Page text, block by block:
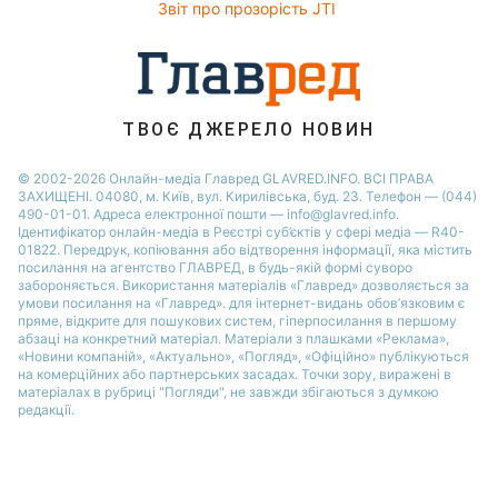
Новини Черкаси
Новини Рівного
Звіт про прозорість JTI
ТВОЄ ДЖЕРЕЛО НОВИН
© 2002-2026 Онлайн-медіа Главред GLAVRED.INFO. ВСІ ПРАВА
ЗАХИЩЕНІ. 04080, м. Київ, вул. Кирилівська, буд. 23. Телефон — (044)
490-01-01. Адреса електронної пошти — info@glavred.info.
Ідентифікатор онлайн-медіа в Реєстрі суб’єктів у сфері медіа — R40-
01822. Передрук, копіювання або відтворення інформації, яка містить
посилання на агентство ГЛАВРЕД, в будь-якій формi суворо
забороняється. Використання матеріалів «Главред» дозволяється за
умови посилання на «Главред». для інтернет-видань обов’язковим є
пряме, відкрите для пошукових систем, гіперпосилання в першому
абзаці на конкретний матеріал. Матеріали з плашками «Реклама»,
«Новини компаній», «Актуально», «Погляд», «Офіційно» публікуються
на комерційних або партнерських засадах. Точки зору, виражені в
матеріалах в рубриці "Погляди", не завжди збігаються з думкою
редакції.